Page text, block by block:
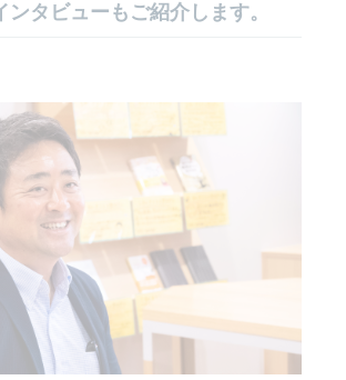
ンタビューもご紹介します。